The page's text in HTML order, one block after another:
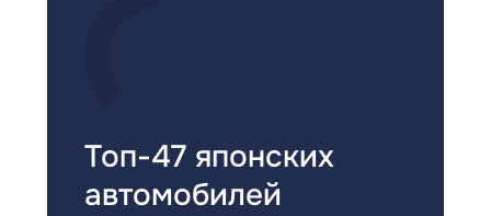
Топ-47 японских
автомобилей